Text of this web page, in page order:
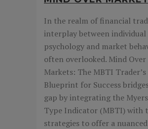
In the realm of financial
interplay between individual
psychology and market
often overlooked. Mind Over
Markets: The MBTI Trader’s
Blueprint for Success
gap by integrating the
Type Indicator (MBTI) with
strategies to offer a nuanced